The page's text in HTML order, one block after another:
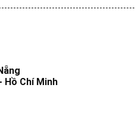
Hồ Chí Minh